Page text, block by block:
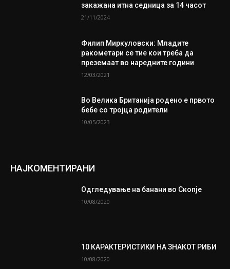
закажана итна седница за 14 часот
21/11/2024
Филип Миркуловски: Младите
ракометари се тие кои треба да
преземаат во наредните години
12/03/2021
Во Велика Британија родено е првото
бебе со тројца родители
10/05/2023
НАЈКОМЕНТИРАНИ
Одгледување на банани во Скопје
10/08/2020
10 КАРАКТЕРИСТИКИ НА ЗНАКОТ РИБИ
10/08/2020